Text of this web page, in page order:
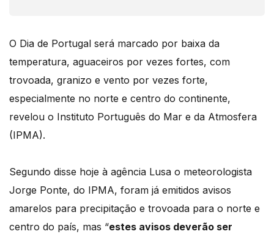
O Dia de Portugal será marcado por baixa da
temperatura, aguaceiros por vezes fortes, com
trovoada, granizo e vento por vezes forte,
especialmente no norte e centro do continente,
revelou o Instituto Português do Mar e da Atmosfera
(IPMA).
Segundo disse hoje à agência Lusa o meteorologista
Jorge Ponte, do IPMA, foram já emitidos avisos
amarelos para precipitação e trovoada para o norte e
centro do país, mas “estes avisos deverão ser